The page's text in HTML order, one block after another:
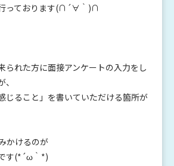
っております(∩´∀｀)∩
られた方に面接アンケートの入力をし
じること」を書いていただける箇所が
かけるのが
す(*´ω｀*)